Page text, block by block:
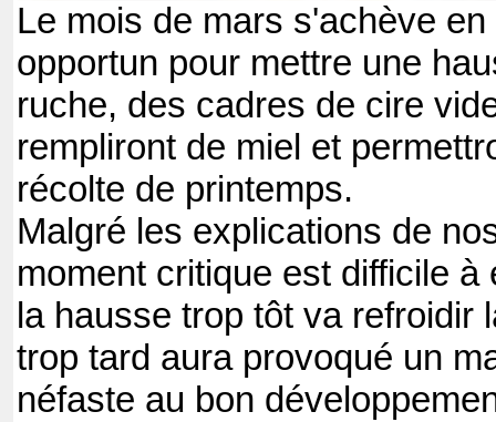
Le mois de mars s'achève
opportun pour mettre une
ruche, des cadres de cire
rempliront de miel et
récolte de printemps.
Malgré les explications de
moment critique est difficile à
la hausse trop tôt va refroidir
trop tard aura provoqué un
néfaste au bon